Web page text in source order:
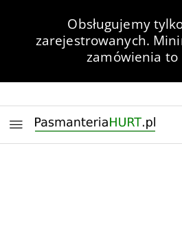
Przejdź do treści głównej
Przejdź do wyszukiwarki
Przejdź do moje konto
Przejdź do menu głównego
Przejdź do opisu produktu
Przejdź do stopki
Obsługujemy
zarejestrowanych.
zamówienia to